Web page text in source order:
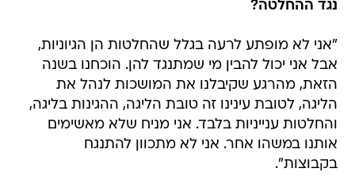
נגד ההחלטה?
"אני לא מופתע לרעה בגלל שהחלטות הן הגיוניות,
אבל אני יכול להבין מי שמתנגד להן. הוכחנו בשנה
הזאת, מהרגע שקיבלנו את המושכות לנהל את
הליגה, לטובת עינינו זה טובת הליגה, ההגינות בליגה,
והחלטות ענייניות בלבד. אני מניח שלא מאשימים
אותנו במשהו אחר. אני לא מתכוון להתנגח
בקבוצות".